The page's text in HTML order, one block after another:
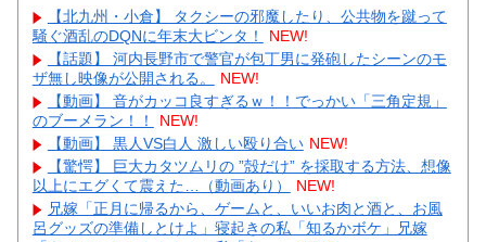
【北九州・小倉】 タクシーの邪魔したり、公共物を蹴って
騒ぐ酒乱のDQNに年末大ビンタ！
NEW!
【話題】 河内長野市で警官が包丁男に発砲したシーンのモ
ザ無し映像が公開される。
NEW!
【動画】 音がカッコ良すぎるｗ！！でっかい「三角定規」
のブーメラン！！
NEW!
【動画】 黒人VS白人 激しい殴り合い NEW!
【驚愕】 巨大カタツムリの ”殻だけ” を採取する方法、想像
以上にエグくて震えた…（動画あり）
NEW!
兄嫁「正月に帰るから、ゲームと、いいお肉と酒と、お風
呂グッズの準備しとけよ」寝起きの私「知るかボケ」兄嫁